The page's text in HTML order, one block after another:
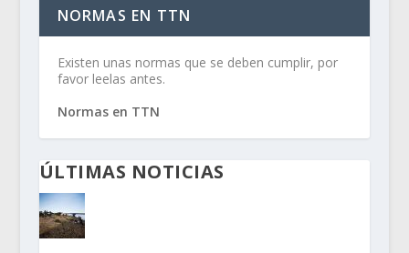
NORMAS EN TTN
Existen unas normas que se deben cumplir, por
favor leelas antes.
Normas en TTN
ÚLTIMAS NOTICIAS